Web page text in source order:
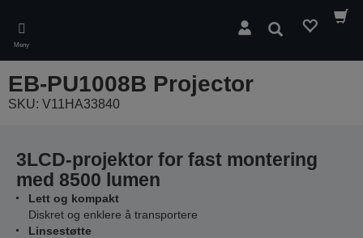
main
content
Meny
Søk
EB-PU1008B Projector
SKU: V11HA33840
3LCD-projektor for fast montering
med 8500 lumen
Lett og kompakt
Diskret og enklere å transportere
Linsestøtte